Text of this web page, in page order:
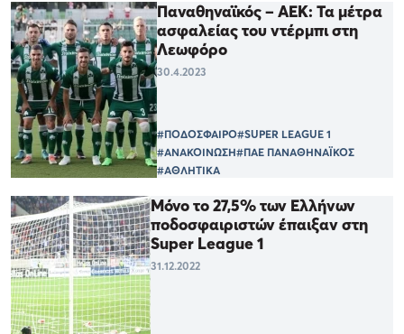
Παναθηναϊκός – ΑΕΚ: Τα μέτρα
ασφαλείας του ντέρμπι στη
Λεωφόρο
30.4.2023
#ΠΟΔΟΣΦΑΙΡΟ#SUPER LEAGUE 1
#ΑΝΑΚΟΙΝΩΣΗ#ΠΑΕ ΠΑΝΑΘΗΝΑΪΚΟΣ
#ΑΘΛΗΤΙΚΑ
Μόνο το 27,5% των Ελλήνων
ποδοσφαιριστών έπαιξαν στη
Super League 1
31.12.2022